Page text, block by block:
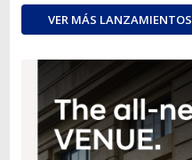
VER MÁS